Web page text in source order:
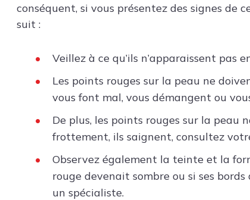
conséquent, si vous présentez des signes de
suit :
Veillez à ce qu’ils n’apparaissent pas
Les points rouges sur la peau ne
vous font mal, vous démangent ou
De plus, les points rouges sur la peau
frottement, ils saignent, consultez
Observez également la teinte et la
rouge devenait sombre ou si ses
un spécialiste.